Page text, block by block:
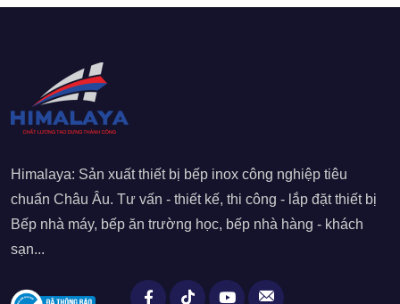
Himalaya: Sản xuất thiết bị bếp inox công nghiệp tiêu
chuẩn Châu Âu. Tư vấn - thiết kế, thi công - lắp đặt thiết bị
Bếp nhà máy, bếp ăn trường học, bếp nhà hàng - khách
sạn...